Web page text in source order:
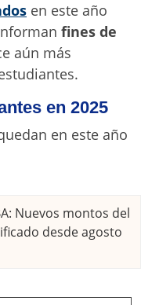
en este año
fines de
aún más
en 2025
en este año
Nuevos montos del
desde agosto